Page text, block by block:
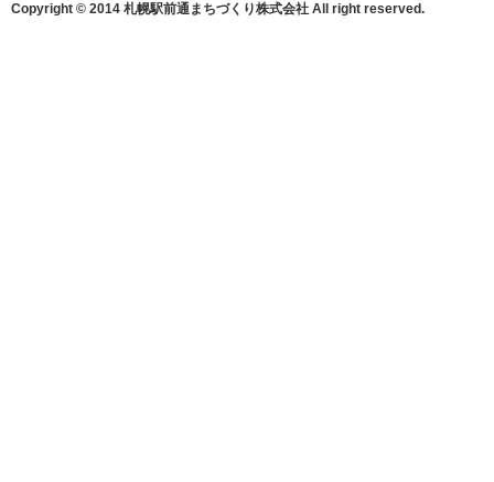
Copyright © 2014 札幌駅前通まちづくり株式会社 All right reserved.